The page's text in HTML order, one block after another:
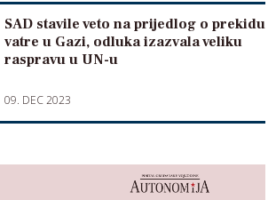
SAD stavile veto na prijedlog o prekidu
vatre u Gazi, odluka izazvala veliku
raspravu u UN-u
09. DEC 2023